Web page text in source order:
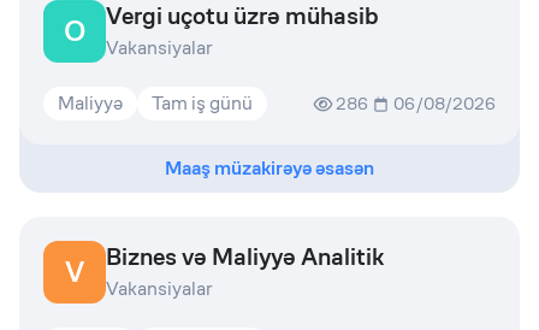
O Vergi uçotu üzrə mühasib
Vakansiyalar
Maliyyə Tam iş günü 286 06/08/2026
Maaş müzakirəyə əsasən
V Biznes və Maliyyə Analitik
Vakansiyalar